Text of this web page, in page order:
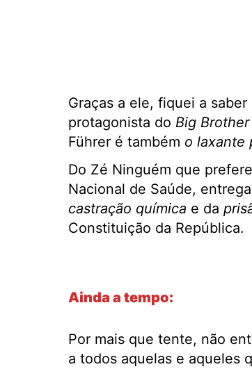
Graças a ele, fiquei a
protagonista do Big Brother
Führer é também o laxante
Do Zé Ninguém que
Nacional de Saúde,
castração química e da
Constituição da República.
Ainda a tempo:
Por mais que tente, não
a todos aquelas e aqueles